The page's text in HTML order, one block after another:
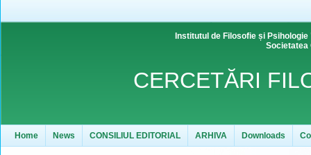
Institutul de Filosofie și
Societatea
CERCETĂRI
Home News CONSILIUL EDITORIAL ARHIVA Downloads